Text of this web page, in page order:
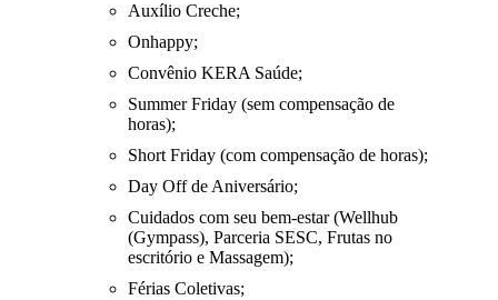
Auxílio Creche;
Onhappy;
Convênio KERA Saúde;
Summer Friday (sem compensação de
horas);
Short Friday (com compensação de horas);
Day Off de Aniversário;
Cuidados com seu bem-estar (Wellhub
(Gympass), Parceria SESC, Frutas no
escritório e Massagem);
Férias Coletivas;